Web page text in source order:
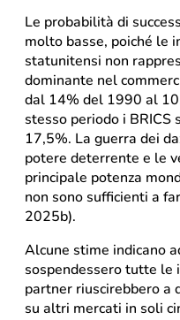
Le probabilità di
molto basse, poiché le
statunitensi non
dominante nel
dal 14% del 1990 al
stesso periodo i BRICS
17,5%. La guerra dei
potere deterrente e le
principale potenza
non sono sufficienti a
2025b).
Alcune stime indicano
sospendessero tutte le
partner riuscirebbero a
su altri mercati in soli